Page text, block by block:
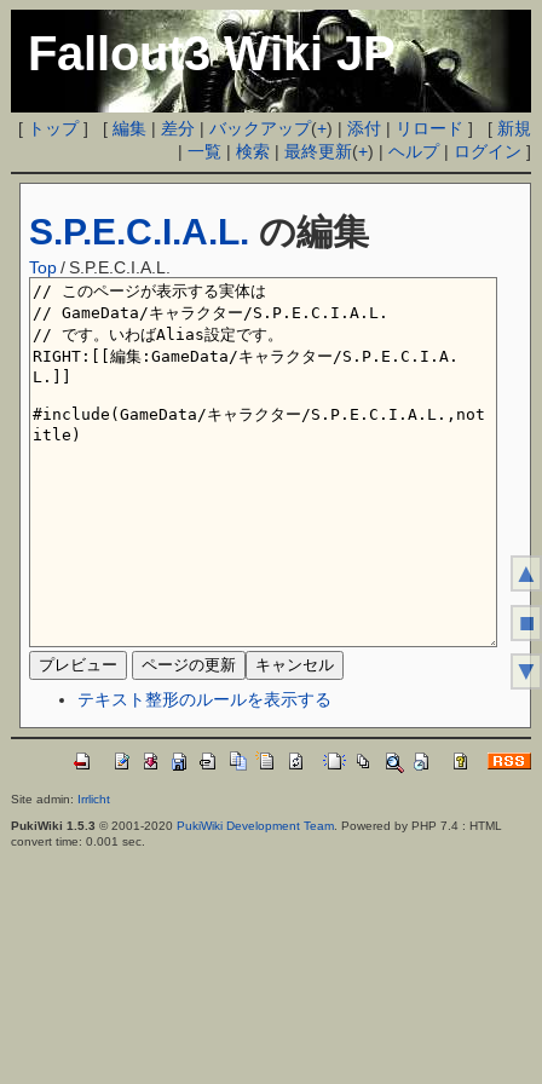
Fallout3 Wiki JP
[ トップ] [編集 | 差分 |バックアップ(+) |添付 | リロード ] [ 新規
|一覧 |検索 |最終更新(+) |ヘルプ| ログイン ]
S.P.E.C.I.A.L. の編集
Top /S.P.E.C.I.A.L.
テキスト整形のルールを表示する
Site admin: Irrlicht
PukiWiki 1.5.3 © 2001-2020 PukiWiki Development Team. Powered by PHP 7.4 : HTML
convert time: 0.001 sec.
▲
■
▼